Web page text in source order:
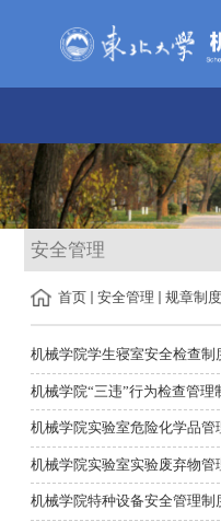
安全管理
首页 安全管理 规章制度
机械学院学生寝室安全检查制
机械学院“三违”行为检查管理
机械学院实验室危险化学品管
机械学院实验室实验废弃物管
机械学院特种设备安全管理制